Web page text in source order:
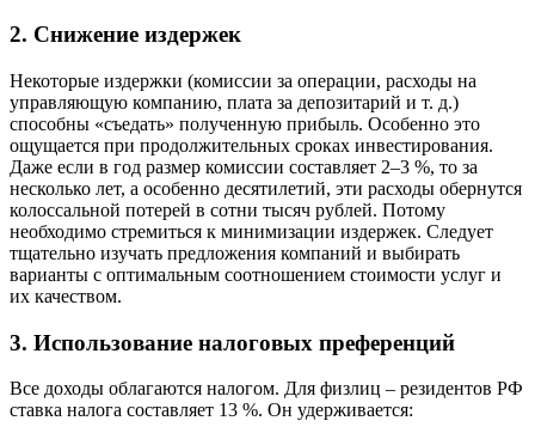
2. Снижение издержек
Некоторые издержки (комиссии за операции, расходы на
управляющую компанию, плата за депозитарий и т. д.)
способны «съедать» полученную прибыль. Особенно это
ощущается при продолжительных сроках инвестирования.
Даже если в год размер комиссии составляет 2–3 %, то за
несколько лет, а особенно десятилетий, эти расходы обернутся
колоссальной потерей в сотни тысяч рублей. Потому
необходимо стремиться к минимизации издержек. Следует
тщательно изучать предложения компаний и выбирать
варианты с оптимальным соотношением стоимости услуг и
их качеством.
3. Использование налоговых преференций
Все доходы облагаются налогом. Для физлиц – резидентов РФ
ставка налога составляет 13 %. Он удерживается: